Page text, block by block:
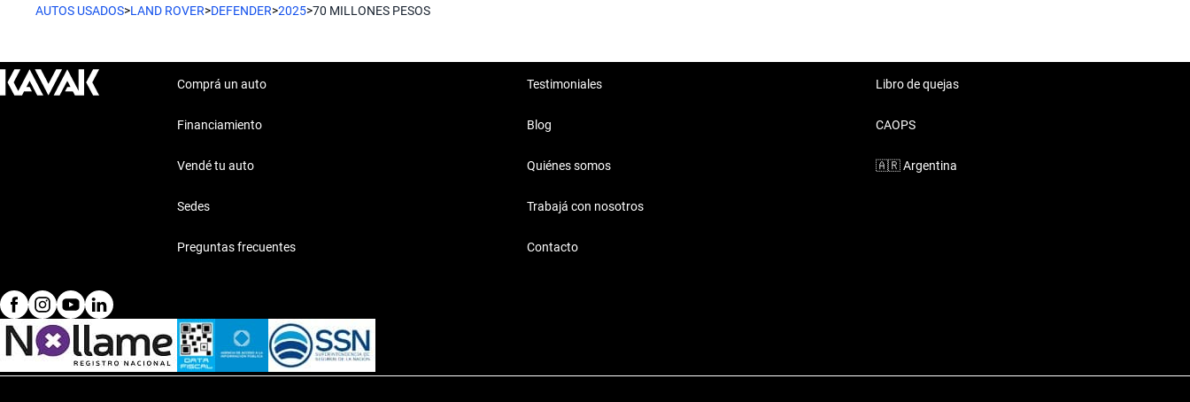
AUTOS USADOS>LAND ROVER>DEFENDER>2025>70 MILLONES PESOS
Comprá un auto
Financiamiento
Vendé tu auto
Sedes
Preguntas frecuentes
Testimoniales
Blog
Quiénes somos
Trabajá con nosotros
Contacto
Libro de quejas
CAOPS
🇦🇷 Argentina